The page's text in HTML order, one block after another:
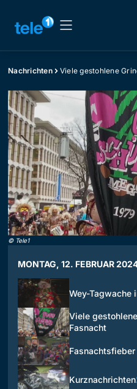
Nachrichten Viele gestohlene
© Tele1
MONTAG, 12. FEBRUAR
Wey-Tagwache
Viele
Fasnacht
Kurznachrichten